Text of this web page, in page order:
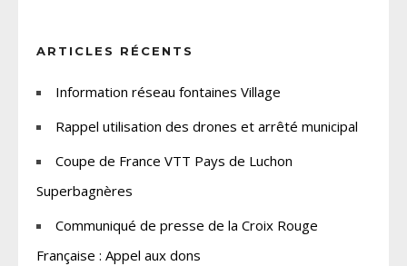
ARTICLES RÉCENTS
Information réseau fontaines Village
Rappel utilisation des drones et arrêté municipal
Coupe de France VTT Pays de Luchon
Superbagnères
Communiqué de presse de la Croix Rouge
Française : Appel aux dons